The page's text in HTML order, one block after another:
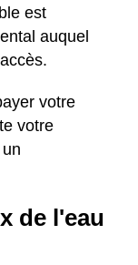
est
auquel
votre
votre
de l'eau